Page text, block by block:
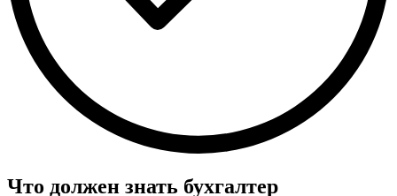
Что должен знать бухгалтер